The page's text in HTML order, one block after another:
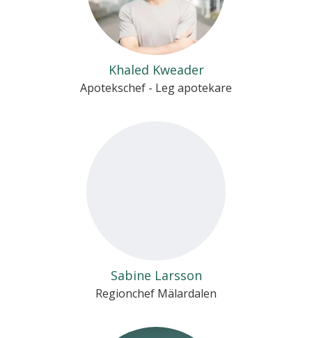
Khaled Kweader
Apotekschef - Leg apotekare
Sabine Larsson
Regionchef Mälardalen